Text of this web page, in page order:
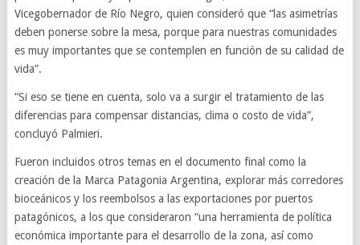
Vicegobernador de Río Negro, quien consideró que “las asimetrías
deben ponerse sobre la mesa, porque para nuestras comunidades
es muy importantes que se contemplen en función de su calidad de
vida”.
“Si eso se tiene en cuenta, solo va a surgir el tratamiento de las
diferencias para compensar distancias, clima o costo de vida”,
concluyó Palmieri.
Fueron incluidos otros temas en el documento final como la
creación de la Marca Patagonia Argentina, explorar más corredores
bioceánicos y los reembolsos a las exportaciones por puertos
patagónicos, a los que consideraron “una herramienta de política
económica importante para el desarrollo de la zona, así como